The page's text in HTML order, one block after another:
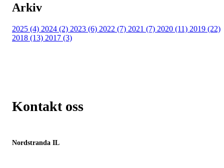
Arkiv
2025 (4) 2024 (2) 2023 (6) 2022 (7) 2021 (7) 2020 (11) 2019 (22)
2018 (13) 2017 (3)
Kontakt oss
Nordstranda IL